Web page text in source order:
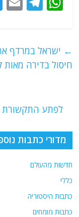
s
A
g
ra
l ← ישראל במרדף
חיסול בדירה מאות
לפתע התקשורת
מדורי כתבות
חדשות מהעולם
כללי
כתבות היסטוריה
כתבות מומחים